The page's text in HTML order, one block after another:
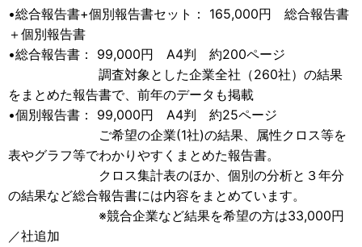
•総合報告書+個別報告書セット： 165,000円 総合報告書
＋個別報告書
•総合報告書： 99,000円 A4判 約200ページ
調査対象とした企業全社（260社）の結果
をまとめた報告書で、前年のデータも掲載
•個別報告書： 99,000円 A4判 約25ページ
ご希望の企業(1社)の結果、属性クロス等を
表やグラフ等でわかりやすくまとめた報告書。
クロス集計表のほか、個別の分析と３年分
の結果など総合報告書には内容をまとめています。
※競合企業など結果を希望の方は33,000円
／社追加